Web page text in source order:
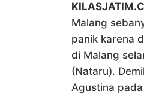
Malang
panik karena
di Malang
(Nataru).
Agustina pada